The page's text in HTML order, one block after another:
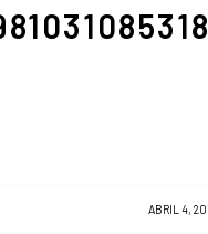
ABRIL 4,
/